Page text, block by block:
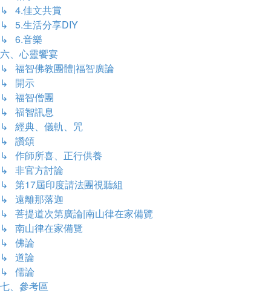
↳ 4.佳文共賞
↳ 5.生活分享DIY
↳ 6.音樂
六、心靈饗宴
↳ 福智佛教團體|福智廣論
↳ 開示
↳ 福智僧團
↳ 福智訊息
↳ 經典、儀軌、咒
↳ 讚頌
↳ 作師所喜、正行供養
↳ 非官方討論
↳ 第17屆印度請法團視聽組
↳ 遠離那落迦
↳ 菩提道次第廣論|南山律在家備覽
↳ 南山律在家備覽
↳ 佛論
↳ 道論
↳ 儒論
七、參考區